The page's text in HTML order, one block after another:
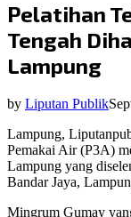
Pelatihan
Tengah
Lampung
by Liputan Publik
Lampung,
Pemakai Air (P3A)
Lampung yang
Bandar Jaya,
Mingrum Gumay